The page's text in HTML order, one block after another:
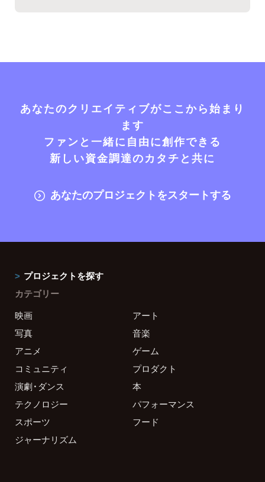
あなたのクリエイティブがここから始まり
ます
ファンと一緒に自由に創作できる
新しい資金調達のカタチと共に
あなたのプロジェクトをスタートする
プロジェクトを探す
カテゴリー
映画
アート
写真
音楽
アニメ
ゲーム
コミュニティ
プロダクト
演劇・ダンス
本
テクノロジー
パフォーマンス
スポーツ
フード
ジャーナリズム